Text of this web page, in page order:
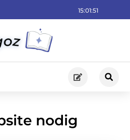
15:01:53
nodig